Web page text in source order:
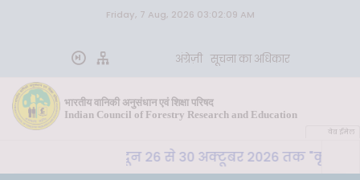
Friday, 7 Aug, 2026 03:02:09 AM
अंग्रेज़ी सूचना का अधिकार
भारतीय वानिकी अनुसंधान एवं शिक्षा परिषद
Indian Council of Forestry Research and Education
वेब ईमेल
वा. अ. शि. प. , देहरादून 26 से 30 अक्टूबर 2026 तक "कृषि-